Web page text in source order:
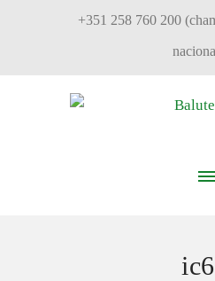
+351 258 760 200
ic6